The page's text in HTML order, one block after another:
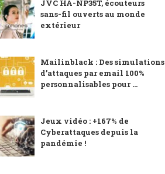
JVC HA-NP35T, écouteurs
sans-fil ouverts au monde
extérieur
Mailinblack : Des simulations
d’attaques par email 100%
personnalisables pour ...
Jeux vidéo : +167% de
Cyberattaques depuis la
pandémie !